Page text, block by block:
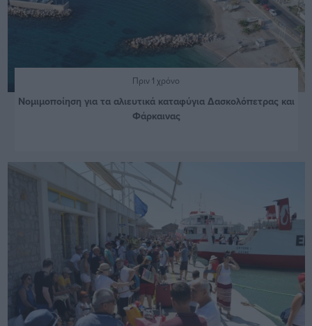
Πριν 1 χρόνο
Νομιμοποίηση για τα αλιευτικά καταφύγια Δασκολόπετρας και
Φάρκαινας